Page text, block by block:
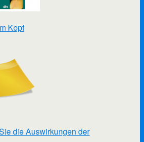
Kopf
die Auswirkungen der